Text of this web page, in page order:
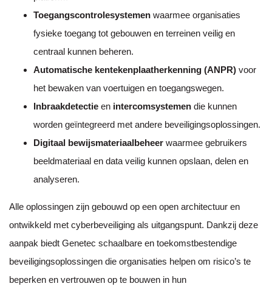
Toegangscontrolesystemen waarmee organisaties
fysieke toegang tot gebouwen en terreinen veilig en
centraal kunnen beheren.
Automatische kentekenplaatherkenning (ANPR) voor
het bewaken van voertuigen en toegangswegen.
Inbraakdetectie en intercomsystemen die kunnen
worden geïntegreerd met andere beveiligingsoplossingen.
Digitaal bewijsmateriaalbeheer waarmee gebruikers
beeldmateriaal en data veilig kunnen opslaan, delen en
analyseren.
Alle oplossingen zijn gebouwd op een open architectuur en
ontwikkeld met cyberbeveiliging als uitgangspunt. Dankzij deze
aanpak biedt Genetec schaalbare en toekomstbestendige
beveiligingsoplossingen die organisaties helpen om risico’s te
beperken en vertrouwen op te bouwen in hun